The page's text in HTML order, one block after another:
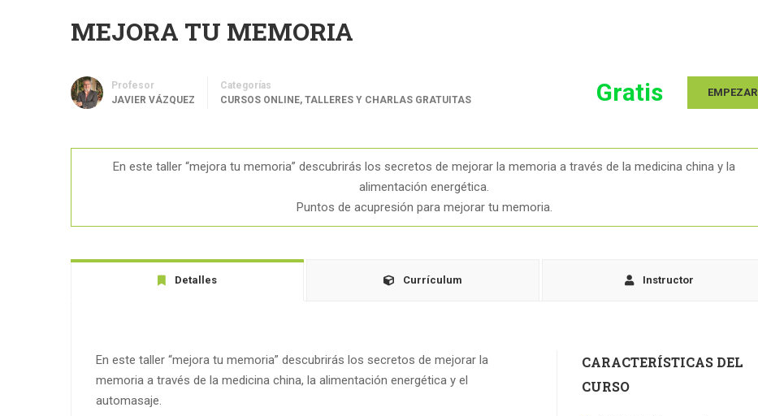
MEJORA TU MEMORIA
Profesor
JAVIER VÁZQUEZ
Categorías
CURSOS ONLINE, TALLERES Y CHARLAS GRATUITAS Gratis EMPEZAR
En este taller “mejora tu memoria” descubrirás los secretos de mejorar la memoria a través de la medicina china y la
alimentación energética.
Puntos de acupresión para mejorar tu memoria.
Detalles Currículum Instructor
En este taller “mejora tu memoria” descubrirás los secretos de mejorar la
memoria a través de la medicina china, la alimentación energética y el
automasaje.
CARACTERÍSTICAS DEL
CURSO